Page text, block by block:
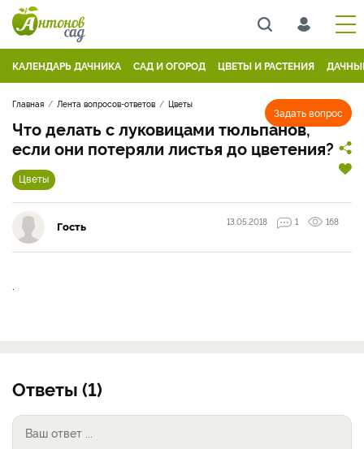
КАЛЕНДАРЬ ДАЧНИКА САД И ОГОРОД ЦВЕТЫ И РАСТЕНИЯ
Задать вопрос
Главная Лента вопросов-ответов Цветы
Что делать с луковицами тюльпанов,
если они потеряли листья до цветения?
Цветы
Гость 13.05.2018 1 168
.
Ответы (1)